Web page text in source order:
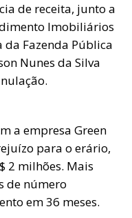
de receita, junto a
Imobiliários
da Fazenda Pública
Nunes da Silva
a empresa Green
para o erário,
2 milhões. Mais
de número
em 36 meses.